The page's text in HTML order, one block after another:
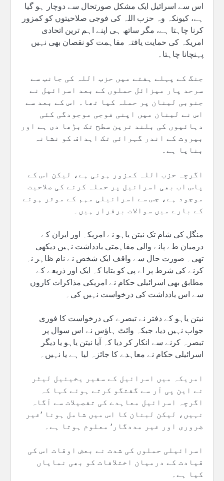
اس سے اسرائیل ایک مشکل صورتحال سے دوچار ہو گیا
ہے، کیونکہ وہ حزب اللہ کی فوجی صلاحیتوں کو کمزور
کرنا چاہتا ہے، مگر ساتھ ہی اپنے اہم ترین اتحادی
امریکہ کی حمایت یافتہ مفاہمت کو نقصان بھی نہیں
پہنچانا چاہتا۔
جنگ کے پہلے ہفتے میں حزب اللہ کی جانب سے
سرحد پار میزائل حملوں کے بعد اسرائیل نے
جنوبی لبنان پر حملہ کیا تھا۔ اس کے بعد سے
اس نے لبنان میں اپنی فوجی موجودگی کئی
دہائیوں کی بلند ترین سطح تک بڑھا دی ہے اور
بیروت کے اندر گہرائی تک اہداف کو نشانہ
بنایا ہے۔
اگرچہ حزب اللہ کمزور ہوئی ہے، لیکن اس کے
پاس اب بھی اسرائیل پر حملہ کرنے کی صلاحیت
موجود ہے، جس سے اسرائیلی مہم کے موثر ہونے
کے بارے میں سوالات برقرار ہیں۔
منگل کی شام تک نیتن یاہو نے امریکہ اور ایران کے
درمیان طے پانے والی مفاہمتی یادداشت نہیں دیکھی
تھی۔ صورت حال سے واقف ایک شخص نے نام ظاہر نہ
کرنے کی شرط پر اے پی کو بتایا کہ ایک اور ذریعے کے
مطابق بھی اسرائیلی حکام نے امریکی مذاکرات کاروں
سے اس یادداشت کی درخواست نہیں کی۔
نیتن یاہو کے دفتر نے تبصرے کی درخواست کا فوری
جواب نہیں دیا، جبکہ وائٹ ہاؤس نے اس سوال پر
تبصرہ کرنے سے انکار کر دیا کہ آیا نیتن یاہو یا دیگر
اسرائیلی حکام نے معاہدے کا جائزہ لیا ہے یا نہیں۔
امریکہ میں اسرائیل کے سفیر یخیئیل لیٹر
نے این پی آر سے گفتگو کرتے ہوئے کہا کہ
اگرچہ اسرائیل معاہدے کی تفصیلات سے آگاہ
نہیں، لیکن لبنان کا اس میں شامل ہونا ’غیر
ضروری اور غیر مددگار‘ معلوم ہوتا ہے۔
اسرائیلی حملوں کی شدت نے بعض اوقات اس کی
قیادت کے درمیان اختلافات کو بھی نمایاں
کیا ہے۔